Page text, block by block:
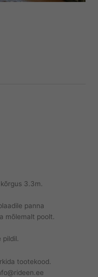
3.3m.
panna
mõlemalt poolt.
pildil.
tootekood.